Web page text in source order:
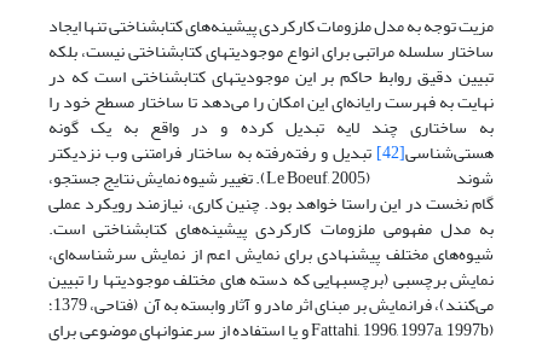
مزیت توجه به مدل ملزومات کارکردی پیشینه‌های کتابشناختی تنها ایجاد
ساختار سلسله مراتبی برای انواع موجودیتهای کتابشناختی نیست، بلکه
تبیین دقیق روابط حاکم بر این موجودیتهای کتابشناختی است که در
نهایت به فهرست رایانه‌ای این امکان را می‌دهد تا ساختار مسطح خود را
به ساختاری چند لایه تبدیل کرده و در واقع به یک گونه
هستی‌شناسی[42] تبدیل و رفته‌رفته به ساختار فرامتنی وب نزدیکتر
شوند (Le Boeuf, 2005). تغییر شیوه نمایش نتایج جستجو،
گام نخست در این راستا خواهد بود. چنین کاری، نیازمند رویکرد عملی
به مدل مفهومی ملزومات کارکردی پیشینه‌های کتابشناختی است.
شیوه‌های مختلف پیشنهادی برای نمایش اعم از نمایش سرشناسه‌ای،
نمایش برچسبی (برچسبهایی که دسته های مختلف موجودیتها را تبیین
می‌کنند)، فرانمایش بر مبنای اثر مادر و آثار وابسته به آن (فتاحی، 1379؛
(Fattahi, 1996, 1997a, 1997b و یا استفاده از سرعنوانهای موضوعی برای